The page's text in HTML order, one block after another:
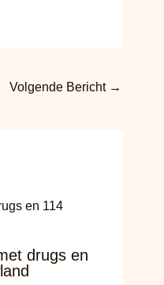
Volgende Bericht →
drugs en